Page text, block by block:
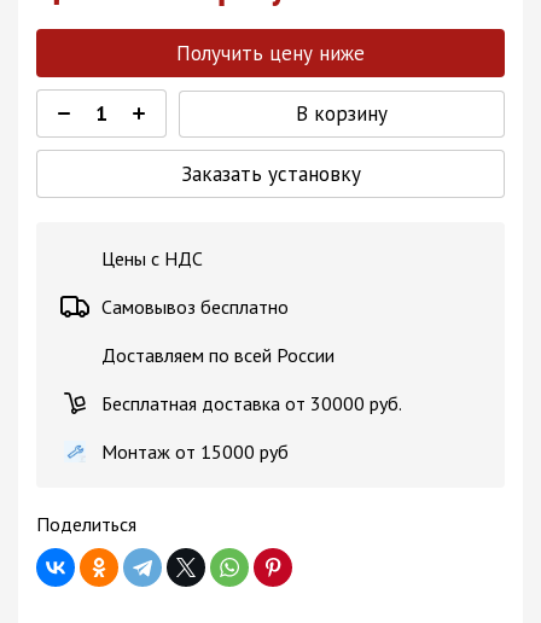
Получить цену ниже
В корзину
Заказать установку
Цены с НДС
Самовывоз бесплатно
Доставляем по всей России
Бесплатная доставка от 30000 руб.
Монтаж от 15000 руб
Поделиться